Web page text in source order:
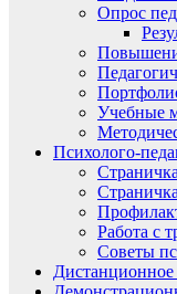
Опрос
Учебные
Психолого-
Работа с
Советы
Дистанционное